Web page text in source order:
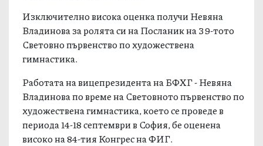
Изключително висока оценка получи Невяна
Владинова за ролята си на Посланик на 39-тото
Световно първенство по художествена
гимнастика.
Работата на вицепрезидента на БФХГ - Невяна
Владинова по време на Световното първенство по
художествена гимнастика, което се проведе в
периода 14-18 септември в София, бе оценена
високо на 84-тия Конгрес на ФИГ.